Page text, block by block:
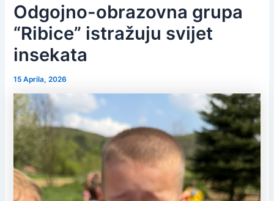
Odgojno-obrazovna grupa
“Ribice” istražuju svijet
insekata
15 Aprila, 2026